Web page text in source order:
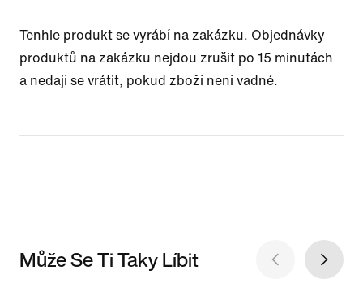
Tenhle produkt se vyrábí na zakázku. Objednávky
produktů na zakázku nejdou zrušit po 15 minutách
a nedají se vrátit, pokud zboží není vadné.
Může Se Ti Taky Líbit